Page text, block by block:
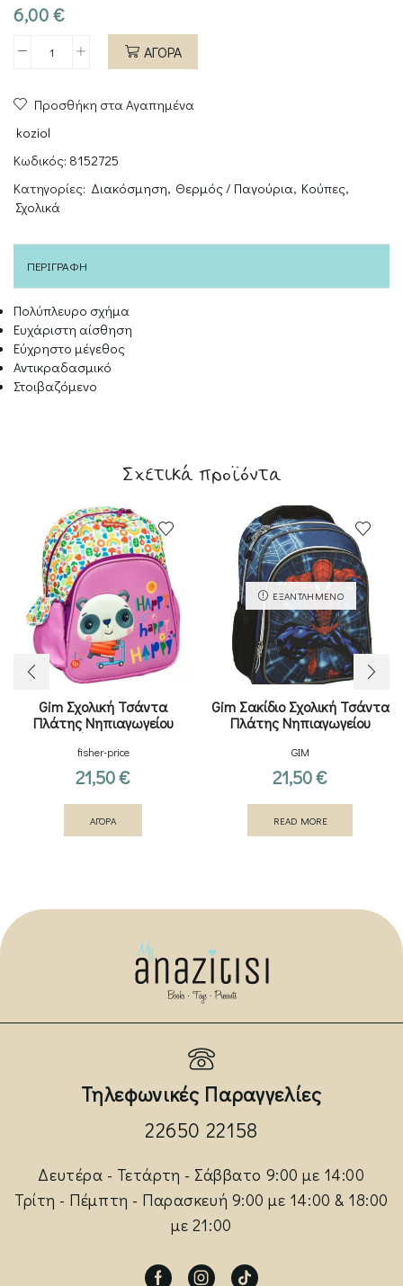
6,00€
NORA
M
ποσότητα
ΑΓΟΡΑ
Προσθήκη στα Αγαπημένα
koziol
Κωδικός: 8152725
Κατηγορίες: Διακόσμηση, Θερμός / Παγούρια, Κούπες,
Σχολικά
ΠΕΡΙΓΡΑΦΉ
Πολύπλευρο σχήμα
Ευχάριστη αίσθηση
Εύχρηστο μέγεθος
Αντικραδασμικό
Στοιβαζόμενο
Σχετικά προϊόντα
Gim Σχολική Τσάντα
Πλάτης Νηπιαγωγείου
Πολύχρωμη 12lt
fisher-price
21,50€
ΑΓΟΡΑ
ΕΞΑΝΤΛΗΜΈΝΟ
Gim Σακίδιο Σχολική Τσάντα
Πλάτης Νηπιαγωγείου
GIM
21,50€
READ MORE
Τηλεφωνικές Παραγγελίες
22650 22158
Δευτέρα - Τετάρτη - Σάββατο 9:00 με 14:00
Τρίτη - Πέμπτη - Παρασκευή 9:00 με 14:00 & 18:00
με 21:00